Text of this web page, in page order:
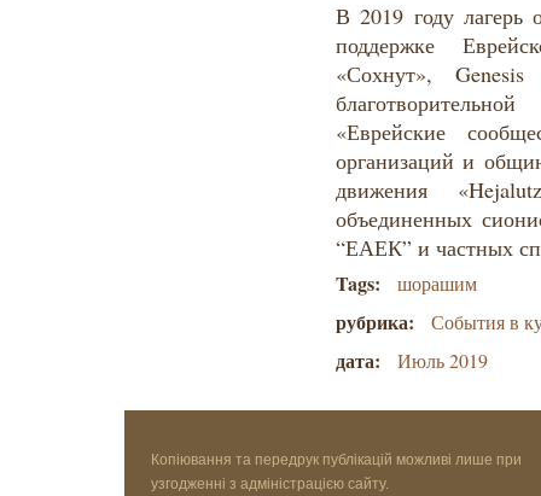
В 2019 году лагерь
поддержке
«Сохнут»,
«Еврейские
организаций и
движения
объединенных
“ЕАЕК” и частных
Tags: шорашим
рубрика: События в
дата: Июль 2019
Копіювання та передрук публікацій можливі лише при
узгодженні з адміністрацією сайту.